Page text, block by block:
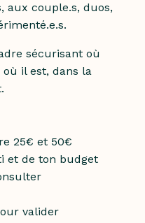
aux couple.s, duos,
sécurisant où
il est, dans la
25€ et 50€
et de ton budget
valider